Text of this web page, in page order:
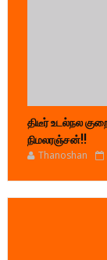
திடீர் உடல்நல
நிமலரஞ்சன்!!
Thanoshan